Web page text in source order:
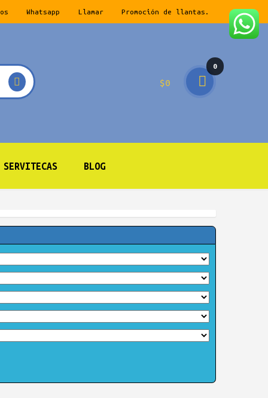
Whatsapp Llamar Promoción de llantas.
$0
0
prod
SERVITECAS BLOG